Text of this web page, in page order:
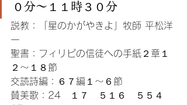
０分〜１１時３０分
説教：「星のかがやきよ」牧師 平松洋
一
聖書：フィリピの信徒への手紙２章１
２〜１８節
交読詩編：６７編１〜６節
賛美歌：24　１７　５１６　５５４